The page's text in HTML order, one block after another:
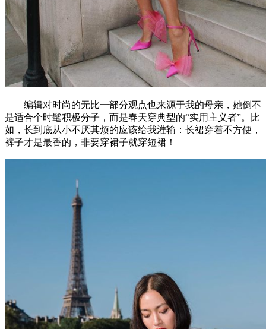
编辑对时尚的无比一部分观点也来源于我的母亲，她倒不
是适合个时髦积极分子，而是春天穿典型的“实用主义者”。比
如，长到底从小不厌其烦的应该给我灌输：长裙穿着不方便，
裤子才是最香的，非要穿裙子就穿短裙！